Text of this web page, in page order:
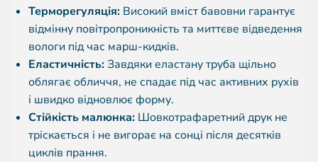
Терморегуляція: Високий вміст бавовни гарантує
відмінну повітропроникність та миттєве відведення
вологи під час марш-кидків.
Еластичність:Завдяки еластану труба щільно
облягає обличчя, не спадає під час активних рухів
і швидко відновлює форму.
Стійкість малюнка: Шовкотрафаретний друк не
тріскається і не вигорає на сонці після десятків
циклів прання.